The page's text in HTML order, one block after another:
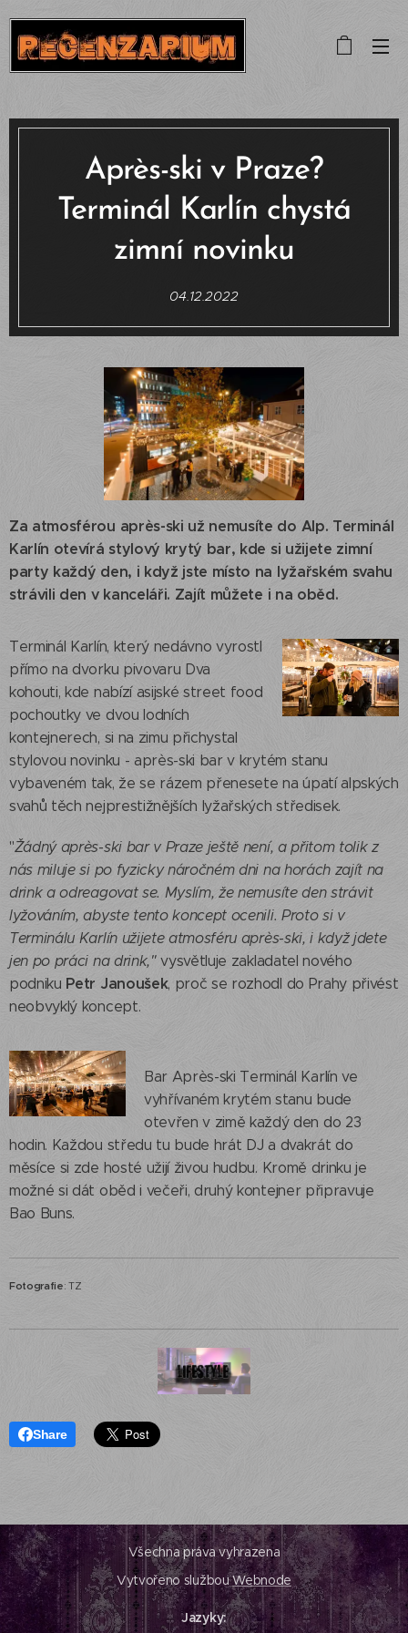
Après-ski v Praze?
Terminál Karlín chystá
zimní novinku
04.12.2022
Za atmosférou après-ski už nemusíte do Alp. Terminál
Karlín otevírá stylový krytý bar, kde si užijete zimní
party každý den, i když jste místo na lyžařském svahu
strávili den v kanceláři. Zajít můžete i na oběd.
Terminál Karlín, který nedávno vyrostl
přímo na dvorku pivovaru Dva
kohouti, kde nabízí asijské street food
pochoutky ve dvou lodních
kontejnerech, si na zimu přichystal
stylovou novinku - après-ski bar v krytém stanu
vybaveném tak, že se rázem přenesete na úpatí alpských
svahů těch nejprestižnějších lyžařských středisek.
"Žádný après-ski bar v Praze ještě není, a přitom tolik z
nás miluje si po fyzicky náročném dni na horách zajít na
drink a odreagovat se. Myslím, že nemusíte den strávit
lyžováním, abyste tento koncept ocenili. Proto si v
Terminálu Karlín užijete atmosféru après-ski, i když jdete
jen po práci na drink,"vysvětluje zakladatel nového
podniku Petr Janoušek, proč se rozhodl do Prahy přivést
neobvyklý koncept.
Bar Après-ski Terminál Karlín ve
vyhřívaném krytém stanu bude
otevřen v zimě každý den do 23
hodin. Každou středu tu bude hrát DJ a dvakrát do
měsíce si zde hosté užijí živou hudbu. Kromě drinku je
možné si dát oběd i večeři, druhý kontejner připravuje
Bao Buns.
Fotografie: TZ
Share
Všechna práva vyhrazena
Vytvořeno službouWebnode
Jazyky